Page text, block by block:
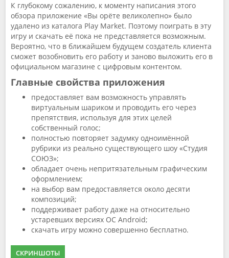
К глубокому сожалению, к моменту написания этого
обзора приложение «Вы орёте великолепно» было
удалено из каталога Play Market. Поэтому поиграть в эту
игру и скачать её пока не представляется возможным.
Вероятно, что в ближайшем будущем создатель клиента
сможет возобновить его работу и заново выложить его в
официальном магазине с цифровым контентом.
Главные свойства приложения
предоставляет вам возможность управлять
виртуальным шариком и проводить его через
препятствия, используя для этих целей
собственный голос;
полностью повторяет задумку одноимённой
рубрики из реально существующего шоу «Студия
СОЮЗ»;
обладает очень непритязательным графическим
оформлением;
на выбор вам предоставляется около десяти
композиций;
поддерживает работу даже на относительно
устаревших версиях OC Android;
скачать игру можно совершенно бесплатно.
СКРИНШОТЫ